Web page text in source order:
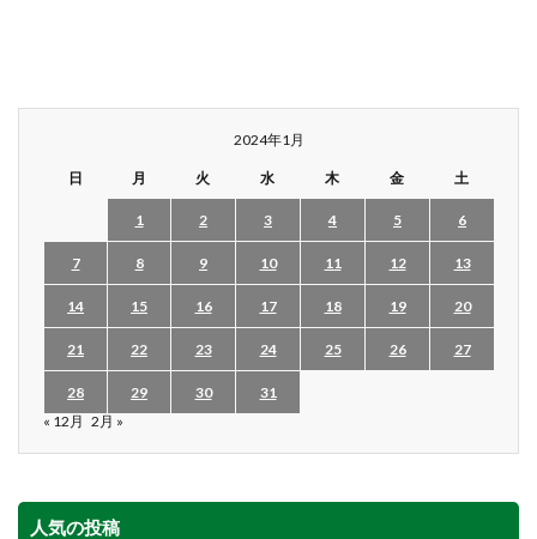
2024年1月
日 月 火 水 木 金 土
1 2 3 4 5 6
7 8 9 10 11 12 13
14 15 16 17 18 19 20
21 22 23 24 25 26 27
28 29 30
31
« 12月 2月 »
人気の投稿